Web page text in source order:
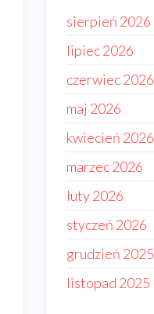
sierpień 2026
lipiec 2026
czerwiec 2026
maj 2026
kwiecień 2026
marzec 2026
luty 2026
styczeń 2026
grudzień 2025
listopad 2025